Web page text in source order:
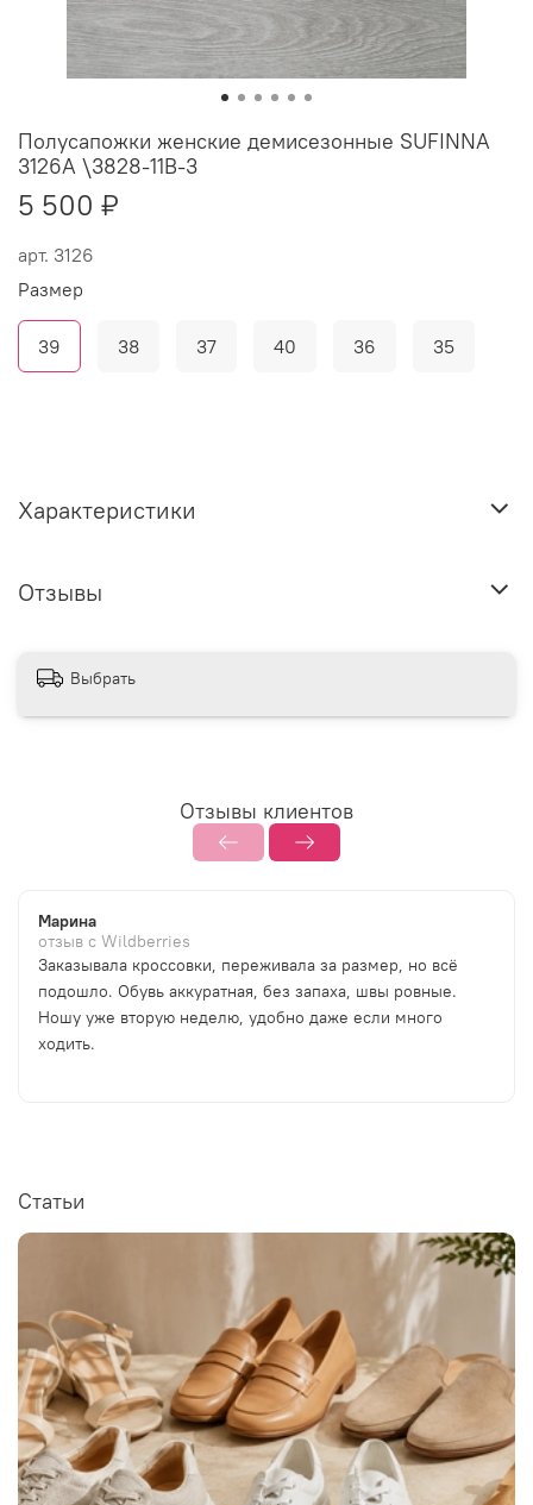
арт. 3126
Полусапожки женские демисезонные SUFINNA
3126А \3828-11В-3
5 500 ₽
Размер
39 38 37 40 36 35
Характеристики
Отзывы
Выбрать
Отзывы клиентов
Марина
отзыв с Wildberries
Заказывала кроссовки, переживала за размер, но всё
подошло. Обувь аккуратная, без запаха, швы ровные.
Ношу уже вторую неделю, удобно даже если много
ходить.
Статьи